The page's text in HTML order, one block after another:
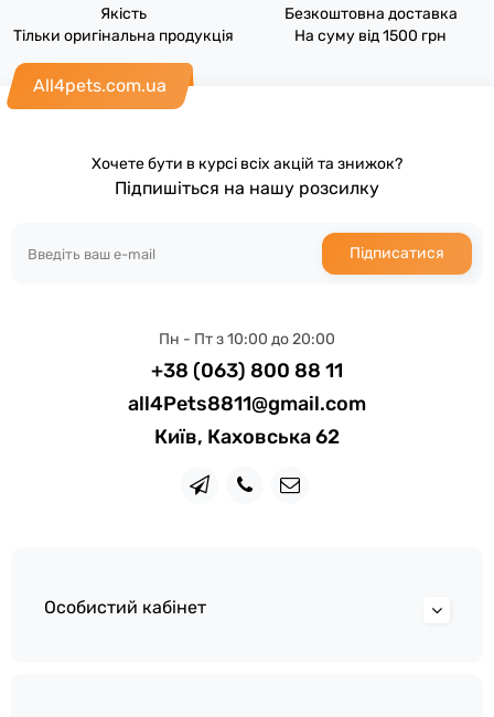
Якість
Тільки оригінальна продукція
Безкоштовна доставка
На суму від 1500 грн
All4pets.com.ua
Хочете бути в курсі всіх акцій та знижок?
Підпишіться на нашу розсилку
Підписатися
Пн - Пт з 10:00 до 20:00
+38 (063) 800 88 11
all4Pets8811@gmail.com
Київ, Каховська 62
Особистий кабінет